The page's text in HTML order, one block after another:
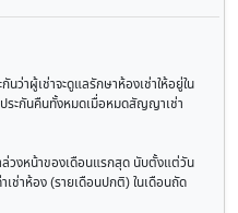
นว่าผู้เช่าจะดูแลรักษาห้องเช่าให้อยู่ใน
ประกันคืนทั้งหมดเมื่อหมดสัญญาเช่า
ล่วงหน้าของเดือนแรกสุด นับตั้งแต่วัน
เช่าห้อง (รายเดือนปกติ) ในเดือนถัด